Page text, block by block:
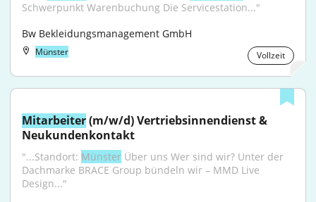
Schwerpunkt Warenbuchung Die Servicestation..."
Bw Bekleidungsmanagement GmbH
Münster Vollzeit
Mitarbeiter (m/w/d) Vertriebsinnendienst &
Neukundenkontakt
"...Standort: Münster Über uns Wer sind wir? Unter der
Dachmarke BRACE Group bündeln wir – MMD Live
Design..."